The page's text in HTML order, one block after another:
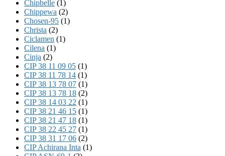
Chipbelle (1)
Chippewa (2)
Chosen-95 (1)
Christa (2)
Ciclamen (1)
Cilena (1)
Cinja (2)
CIP 38 11 09 05 (1)
CIP 38 11 78 14 (1)
CIP 38 13 78 07 (1)
CIP 38 13 78 18 (2)
CIP 38 14 03 22 (1)
CIP 38 21 46 15 (1)
CIP 38 21 47 18 (1)
CIP 38 22 45 27 (1)
CIP 38 31 17 06 (2)
CIP Achirana Inta (1)